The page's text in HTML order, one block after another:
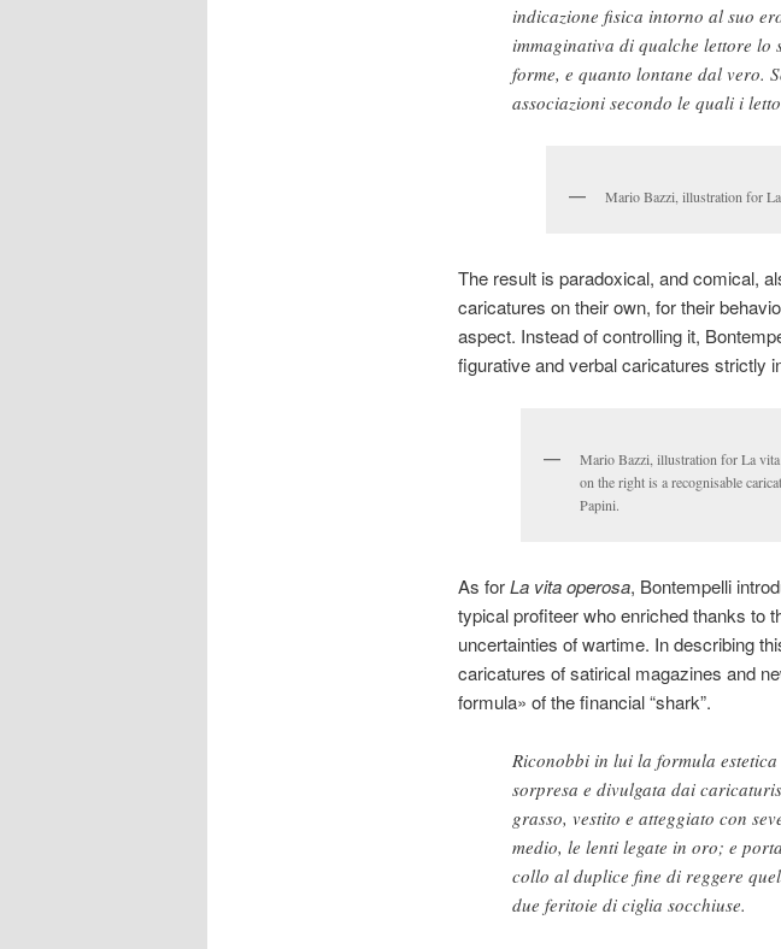
indicazione fisica intorno al suo
immaginativa di qualche lettore lo
forme, e quanto lontane dal vero.
associazioni secondo le quali i
Mario Bazzi, illustration for
The result is paradoxical, and comical,
caricatures on their own, for their
aspect. Instead of controlling it,
figurative and verbal caricatures strictly
Mario Bazzi, illustration for La
on the right is a recognisable
Papini.
As forLa vita operosa, Bontempelli
typical profiteer who enriched thanks to
uncertainties of wartime. In describing
caricatures of satirical magazines and
formula» of the financial “shark”.
Riconobbi in lui la formula
sorpresa e divulgata dai
grasso, vestito e atteggiato con
medio, le lenti legate in oro; e
collo al duplice fine di reggere
due feritoie di ciglia socchiuse.